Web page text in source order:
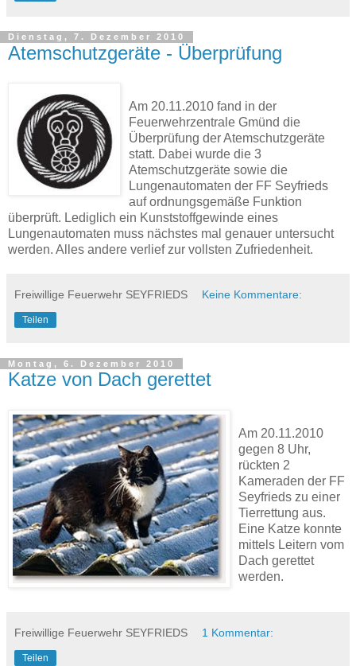
Dienstag, 7. Dezember 2010
Atemschutzgeräte - Überprüfung
Am 20.11.2010 fand in der
Feuerwehrzentrale Gmünd die
Überprüfung der Atemschutzgeräte
statt. Dabei wurde die 3
Atemschutzgeräte sowie die
Lungenautomaten der FF Seyfrieds
auf ordnungsgemäße Funktion
überprüft. Lediglich ein Kunststoffgewinde eines
Lungenautomaten muss nächstes mal genauer untersucht
werden. Alles andere verlief zur vollsten Zufriedenheit.
Freiwillige Feuerwehr SEYFRIEDS Keine Kommentare:
Teilen
Montag, 6. Dezember 2010
Katze von Dach gerettet
Am 20.11.2010
gegen 8 Uhr,
rückten 2
Kameraden der FF
Seyfrieds zu einer
Tierrettung aus.
Eine Katze konnte
mittels Leitern vom
Dach gerettet
werden.
Freiwillige Feuerwehr SEYFRIEDS 1 Kommentar:
Teilen